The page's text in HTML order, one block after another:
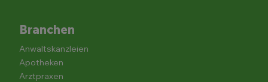
Branchen
Anwaltskanzleien
Apotheken
Arztpraxen